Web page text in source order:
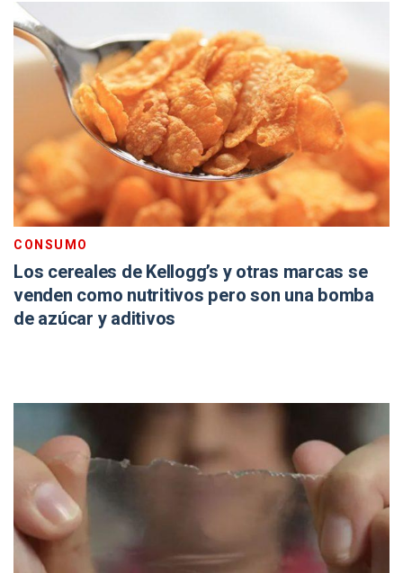
CONSUMO
Los cereales de Kellogg’s y otras marcas se
venden como nutritivos pero son una bomba
de azúcar y aditivos